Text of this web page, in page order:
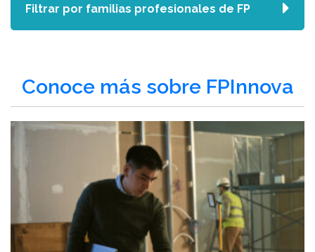
Conoce más sobre FPInnova
Filtrar por familias profesionales de FP